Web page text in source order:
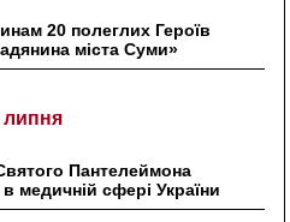
20 полеглих Героїв
міста Суми»
липня
Пантелеймона
медичній сфері України